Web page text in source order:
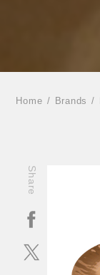
Home Brands
Share